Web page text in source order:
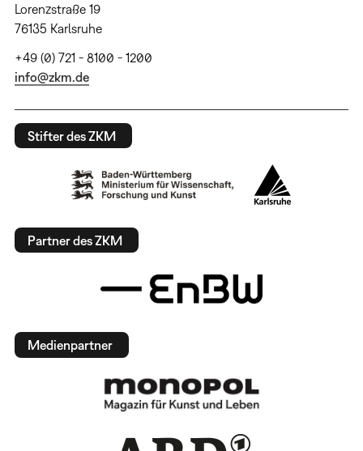
Lorenzstraße 19
76135 Karlsruhe
+49 (0) 721 - 8100 - 1200
info@zkm.de
Stifter des ZKM
Partner des ZKM
Medienpartner